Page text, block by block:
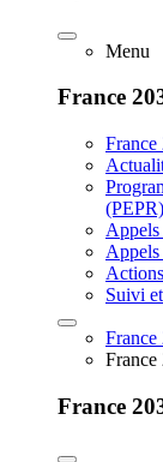
Menu
France
France
(PEPR)
Appels
Appels
Suivi
France
France
France